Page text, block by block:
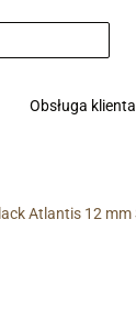
Obsługa klienta